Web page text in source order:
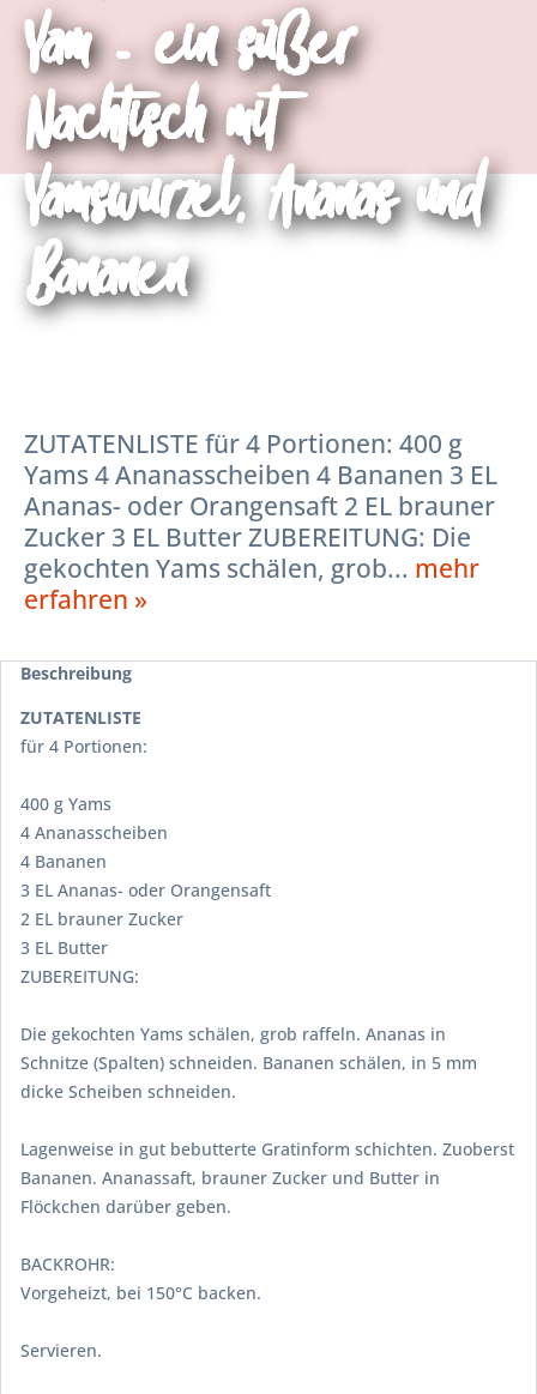
Yam - ein süßer
Nachtisch mit
Yamswurzel, Ananas und
Bananen
ZUTATENLISTE für 4 Portionen: 400 g
Yams 4 Ananasscheiben 4 Bananen 3 EL
Ananas- oder Orangensaft 2 EL brauner
Zucker 3 EL Butter ZUBEREITUNG: Die
gekochten Yams schälen, grob... mehr
erfahren »
Beschreibung
ZUTATENLISTE
für 4 Portionen:
400 g Yams
4 Ananasscheiben
4 Bananen
3 EL Ananas- oder Orangensaft
2 EL brauner Zucker
3 EL Butter
ZUBEREITUNG:
Die gekochten Yams schälen, grob raffeln. Ananas in
Schnitze (Spalten) schneiden. Bananen schälen, in 5 mm
dicke Scheiben schneiden.
Lagenweise in gut bebutterte Gratinform schichten. Zuoberst
Bananen. Ananassaft, brauner Zucker und Butter in
Flöckchen darüber geben.
BACKROHR:
Vorgeheizt, bei 150°C backen.
Servieren.